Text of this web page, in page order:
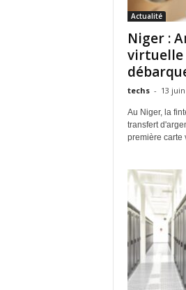
Actualité
Niger :
virtuelle
techs - 13
Au Niger, la
transfert
première carte